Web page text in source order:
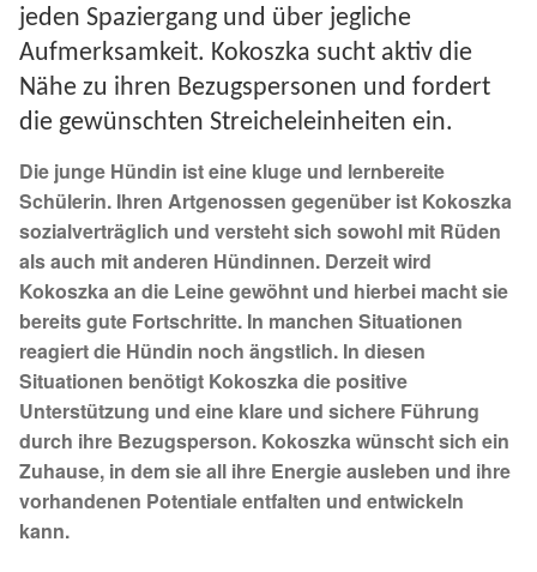
Juli bis Dezember 2022
Januar bis Juni 2022
Spenden 2021
Juli bis Dezember 2021
Fördermitgliedschaft
Tierschutz
Auslandstierschutz
Schutzgebühr
Unsere Notnasen
jeden Spaziergang und über jegliche
Aufmerksamkeit. Kokoszka sucht aktiv die
Nähe zu ihren Bezugspersonen und fordert
die gewünschten Streicheleinheiten ein.
Die junge Hündin ist eine kluge und lernbereite
Schülerin. Ihren Artgenossen gegenüber ist Kokoszka
sozialverträglich und versteht sich sowohl mit Rüden
als auch mit anderen Hündinnen. Derzeit wird
Kokoszka an die Leine gewöhnt und hierbei macht sie
bereits gute Fortschritte. In manchen Situationen
reagiert die Hündin noch ängstlich. In diesen
Situationen benötigt Kokoszka die positive
Unterstützung und eine klare und sichere Führung
durch ihre Bezugsperson. Kokoszka wünscht sich ein
Zuhause, in dem sie all ihre Energie ausleben und ihre
vorhandenen Potentiale entfalten und entwickeln
kann.